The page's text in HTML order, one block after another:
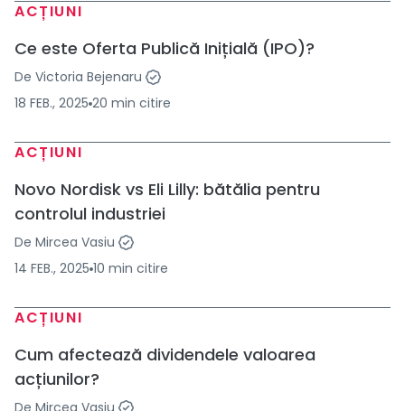
ACȚIUNI
Ce este Oferta Publică Inițială (IPO)?
De Victoria Bejenaru
18 FEB., 2025 20 min citire
ACȚIUNI
Novo Nordisk vs Eli Lilly: bătălia pentru
controlul industriei
De Mircea Vasiu
14 FEB., 2025 10 min citire
ACȚIUNI
Cum afectează dividendele valoarea
acțiunilor?
De Mircea Vasiu